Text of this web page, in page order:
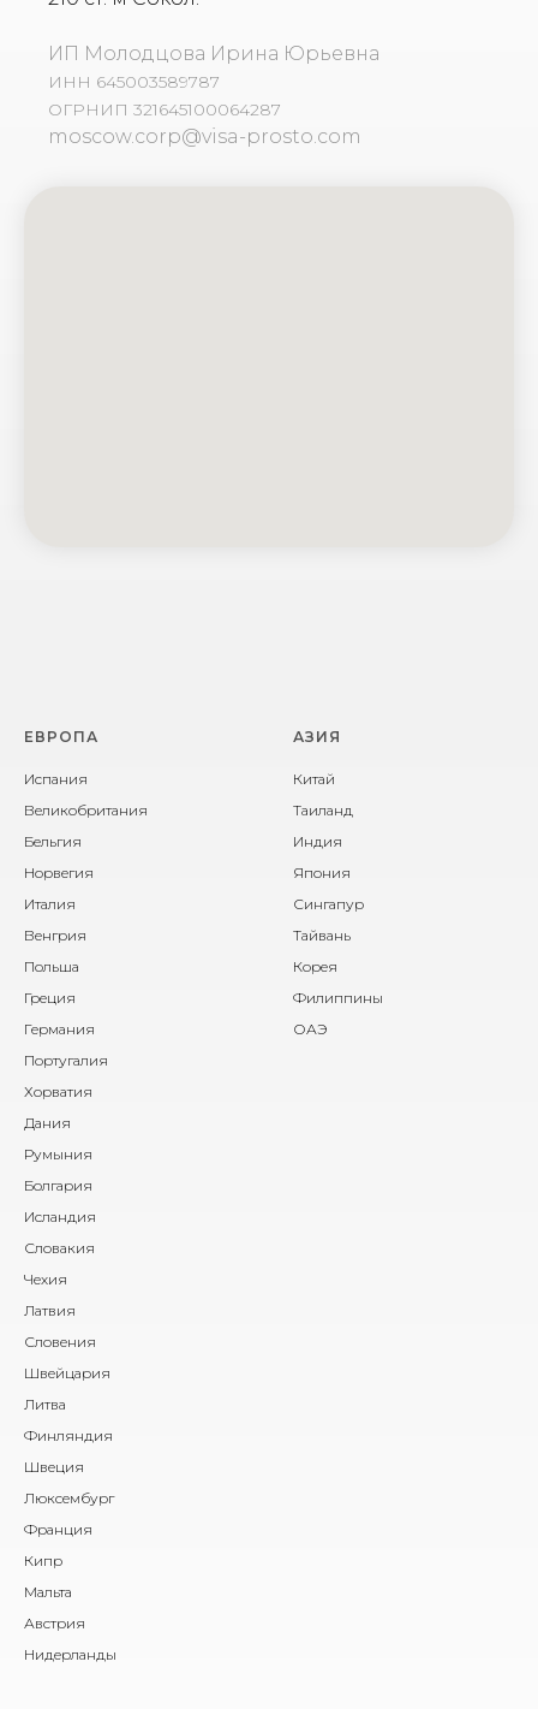
ИП Молодцова Ирина Юрьевна
ИНН 645003589787
ОГРНИП 321645100064287
moscow.corp@visa-prosto.com
ЕВРОПА
Испания
Великобритания
Бельгия
Норвегия
Италия
Венгрия
Польша
Греция
Германия
Португалия
Хорватия
Дания
Румыния
Болгария
Исландия
Словакия
Чехия
Латвия
Словения
Швейцария
Литва
Финляндия
Швеция
Люксембург
Франция
Кипр
Мальта
Австрия
Нидерланды
АЗИЯ
Китай
Таиланд
Индия
Япония
Сингапур
Тайвань
Корея
Филиппины
ОАЭ